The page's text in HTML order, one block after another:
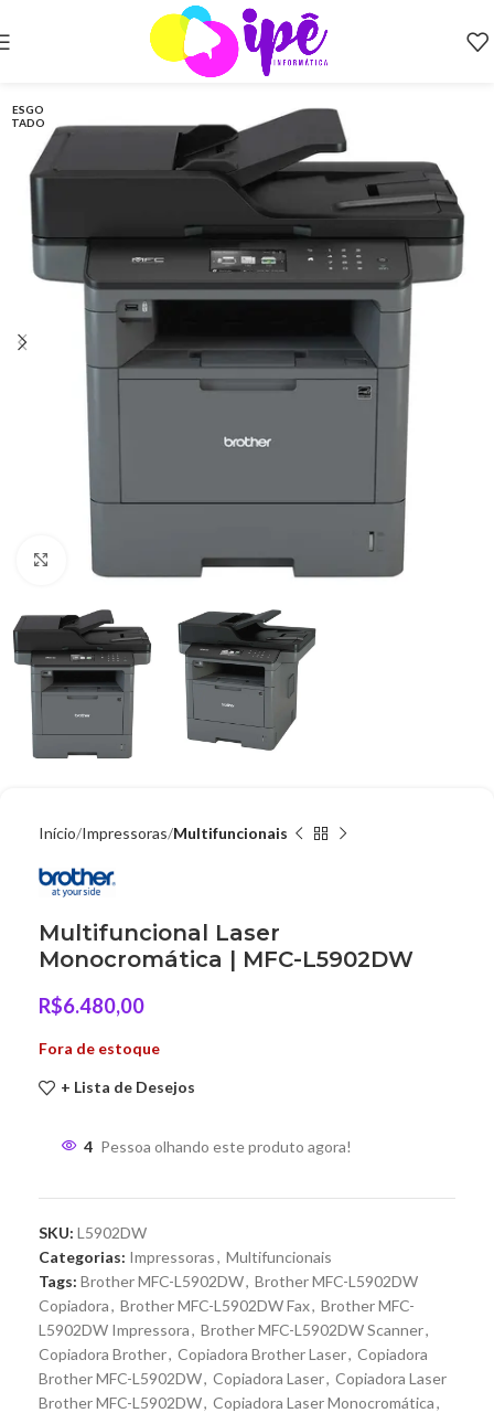
ESGO
TADO
Clique para ampliar
Início Impressoras Multifuncionais
Multifuncional Laser
Monocromática | MFC-L5902DW
R$6.480,00
Fora de estoque
+ Lista de Desejos
4 Pessoa olhando este produto agora!
SKU: L5902DW
Categorias: Impressoras, Multifuncionais
Tags: Brother MFC-L5902DW, Brother MFC-L5902DW
Copiadora, Brother MFC-L5902DW Fax, Brother MFC-
L5902DW Impressora, Brother MFC-L5902DW Scanner,
Copiadora Brother, Copiadora Brother Laser, Copiadora
Brother MFC-L5902DW, Copiadora Laser, Copiadora Laser
Brother MFC-L5902DW, Copiadora Laser Monocromática,